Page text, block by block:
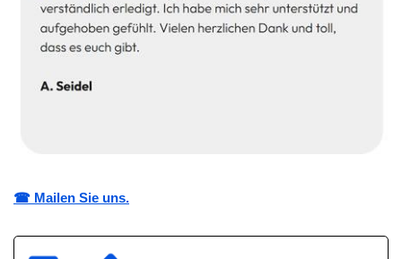
☎ Mailen Sie uns.